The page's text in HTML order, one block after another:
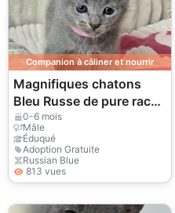
Companion à câliner et nourrir
Magnifiques chatons
Bleu Russe de pure race
disponibles
0-6 mois
Mâle
Éduqué
Adoption Gratuite
Russian Blue
813 vues